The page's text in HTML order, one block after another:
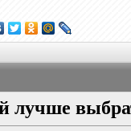
лучше